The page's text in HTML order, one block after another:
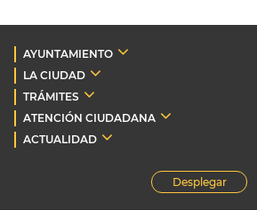
AYUNTAMIENTO
LA CIUDAD
TRÁMITES
ATENCIÓN CIUDADANA
ACTUALIDAD
Desplegar